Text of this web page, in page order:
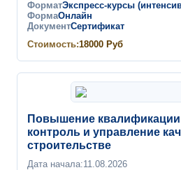
ФорматЭкспресс-курсы
ФормаОнлайн
ДокументСертификат
Стоимость:18000 Руб
Повышение
контроль и управление
строительстве
Дата начала:11.08.2026